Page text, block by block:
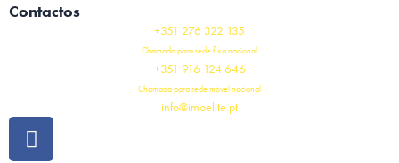
Contactos
+351 276 322 135
Chamada para rede fixa nacional
+351 916 124 646
Chamada para rede móvel nacional
info@imoelite.pt